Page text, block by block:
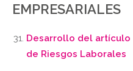
EMPRESARIALES
Desarrollo del artículo
de Riesgos Laborales